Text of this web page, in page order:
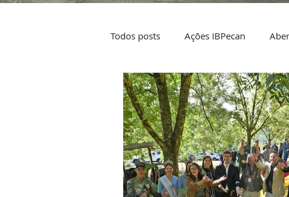
Todos posts Ações IBPecan
Comunicados Cursos
Informações técnicas News
Receitas Segredos da Pecan